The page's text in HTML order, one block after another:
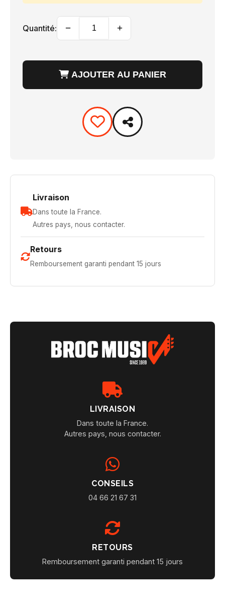
Quantité: − +
AJOUTER AU PANIER
Livraison
Dans toute la France.
Autres pays, nous contacter.
Retours
Remboursement garanti pendant 15 jours
LIVRAISON
Dans toute la France.
Autres pays, nous contacter.
CONSEILS
04 66 21 67 31
RETOURS
Remboursement garanti pendant 15 jours